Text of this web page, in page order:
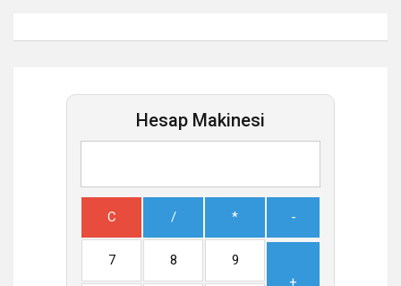
Hesap Makinesi
C / * -
7 8
9
+